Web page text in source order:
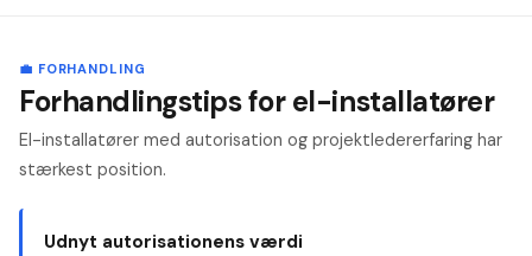
💼 FORHANDLING
Forhandlingstips for el-installatører
El-installatører med autorisation og projektledererfaring har
stærkest position.
Udnyt autorisationens værdi